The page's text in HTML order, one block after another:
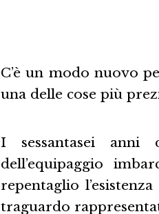
C’è un modo nuovo
una delle cose più
I sessantasei anni
dell’equipaggio
repentaglio
traguardo